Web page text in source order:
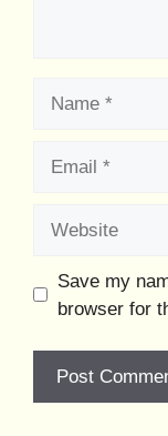
Save my
browser for